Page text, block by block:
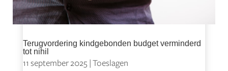
Terugvordering kindgebonden budget verminderd
tot nihil
11 september 2025
Toeslagen